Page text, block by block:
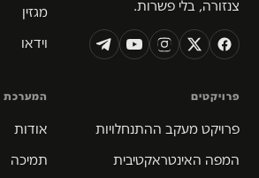
צנזורה, בלי פשרות.
מגזין
וידאו
פרויקטים
פרויקט מעקב ההתנחלויות
המפה האינטראקטיבית
המערכת
אודות
תמיכה